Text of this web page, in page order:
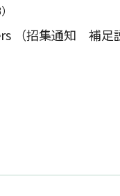
（招集通知 補足